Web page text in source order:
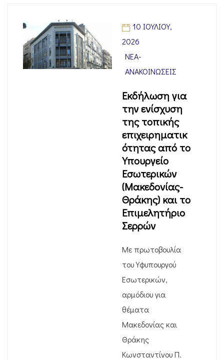
10 ΙΟΥΛΊΟΥ,
2026
ΝΈΑ-
ΑΝΑΚΟΙΝΏΣΕΙΣ
Εκδήλωση για
την ενίσχυση
της τοπικής
επιχειρηματικ
ότητας από το
Υπουργείο
Εσωτερικών
(Μακεδονίας-
Θράκης) και το
Επιμελητήριο
Σερρών
Με πρωτοβουλία
του Υφυπουργού
Εσωτερικών,
αρμόδιου για
θέματα
Μακεδονίας και
Θράκης
Κωνσταντίνου Π.